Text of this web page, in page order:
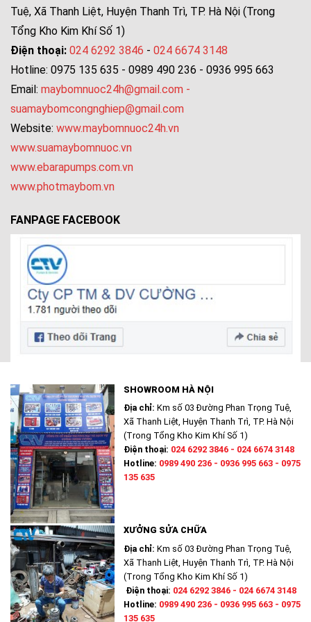
Tuệ, Xã Thanh Liệt, Huyện Thanh Trì, TP. Hà Nội (Trong
Tổng Kho Kim Khí Số 1)
Điện thoại: 024 6292 3846 - 024 6674 3148
Hotline: 0975 135 635 - 0989 490 236 - 0936 995 663
Email: maybomnuoc24h@gmail.com -
suamaybomcongnghiep@gmail.com
Website: www.maybomnuoc24h.vn
www.suamaybomnuoc.vn
www.ebarapumps.com.vn
www.photmaybom.vn
FANPAGE FACEBOOK
SHOWROOM HÀ NỘI
Địa chỉ: Km số 03 Đường Phan Trọng Tuệ,
Xã Thanh Liệt, Huyện Thanh Trì, TP. Hà Nội
(Trong Tổng Kho Kim Khí Số 1)
Điện thoại: 024 6292 3846 - 024 6674 3148
Hotline: 0989 490 236 - 0936 995 663 - 0975
135 635
XƯỞNG SỬA CHỮA
Địa chỉ: Km số 03 Đường Phan Trọng Tuệ,
Xã Thanh Liệt, Huyện Thanh Trì, TP. Hà Nội
(Trong Tổng Kho Kim Khí Số 1)
Điện thoại: 024 6292 3846 - 024 6674 3148
Hotline: 0989 490 236 - 0936 995 663 - 0975
135 635